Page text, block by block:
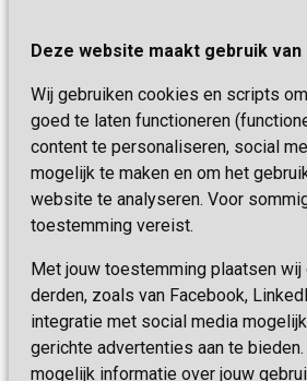
Deze website maakt gebruik
Wij gebruiken cookies en scripts
goed te laten functioneren
content te personaliseren, social
mogelijk te maken en om het
website te analyseren. Voor
toestemming vereist.
Met jouw toestemming plaatsen
derden, zoals van Facebook,
integratie met social media
gerichte advertenties aan te
mogelijk informatie over jouw
Onze specialiteiten
Kwaliteit & Klantbeleving
Missie & Visie
Vastgoed
Innovatie
6419 PB Heerlen
Telefoon:0900 777 4 777
E-mail:
Schrijf je nu in!
Blijf op de hoogte van de laatste
nieuwtjes met onze nieuwsbrief
INSCHRIJVEN